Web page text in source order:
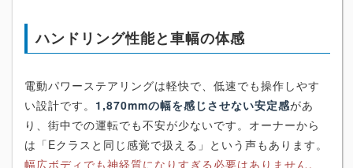
ハンドリング性能と車幅の体感
電動パワーステアリングは軽快で、低速でも操作しやす
い設計です。 1,870mmの幅を感じさせない安定感があ
り、街中での運転でも不安が少ないです。オーナーから
は「Eクラスと同じ感覚で扱える」という声もあります。
幅広ボディでも神経質になりすぎる必要はありません。